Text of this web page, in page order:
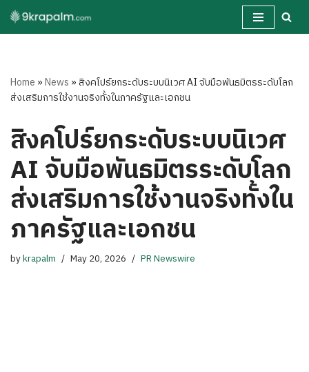
Skip
Home »News »สิงคโปร์ยกระดับระบบนิเวศ AI จับมือพันธมิตรระดับโลก
ส่งเสริมการใช้งานจริงทั้งในภาครัฐและเอกชน
สิงคโปร์ยกระดับระบบนิเวศ
AI จับมือพันธมิตรระดับโลก
ส่งเสริมการใช้งานจริงทั้งใน
ภาครัฐและเอกชน
bykrapalm May 20, 2026 PR Newswire